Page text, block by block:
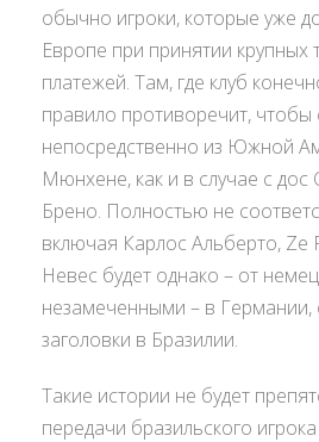
обычно игроки, которые уже
Европе при принятии крупных
платежей. Там, где клуб
правило противоречит, чтобы
непосредственно из Южной
Мюнхене, как и в случае с дос
Брено. Полностью не
включая Карлос Альберто, Ze
Невес будет однако – от
незамеченными – в Германии,
заголовки в Бразилии.
Такие истории не будет
передачи бразильского